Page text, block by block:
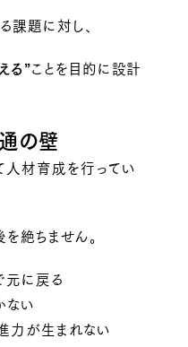
題に対し、
る”ことを目的に設計
の壁
人材育成を行ってい
絶ちません。
元に戻る
ない
力が生まれない